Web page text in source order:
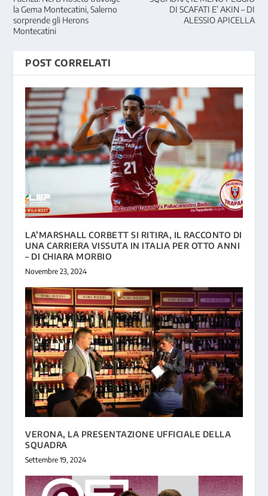
la Gema Montecatini, Salerno
sorprende gli Herons
Montecatini
DI SCAFATI E’ AKIN – DI
ALESSIO APICELLA
POST CORRELATI
LA’MARSHALL CORBETT SI RITIRA, IL RACCONTO DI
UNA CARRIERA VISSUTA IN ITALIA PER OTTO ANNI
– DI CHIARA MORBIO
Novembre 23, 2024
VERONA, LA PRESENTAZIONE UFFICIALE DELLA
SQUADRA
Settembre 19, 2024